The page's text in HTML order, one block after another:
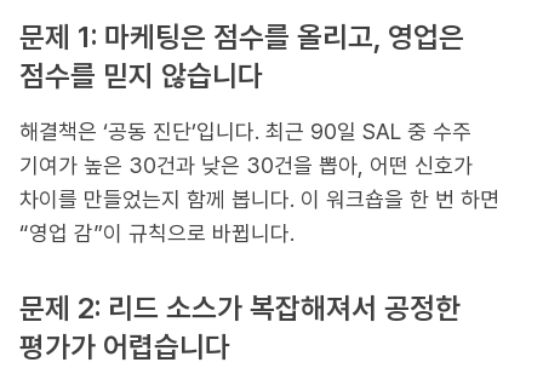
문제 1: 마케팅은 점수를 올리고, 영업은
점수를 믿지 않습니다
해결책은 ‘공동 진단’입니다. 최근 90일 SAL 중 수주
기여가 높은 30건과 낮은 30건을 뽑아, 어떤 신호가
차이를 만들었는지 함께 봅니다. 이 워크숍을 한 번 하면
“영업 감”이 규칙으로 바뀝니다.
문제 2: 리드 소스가 복잡해져서 공정한
평가가 어렵습니다